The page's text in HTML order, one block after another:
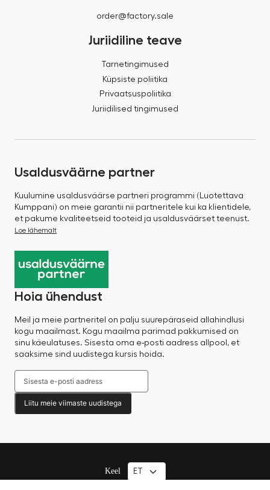
order@factory.sale
Juriidiline teave
Tarnetingimused
Küpsiste poliitika
Privaatsuspoliitika
Juriidilised tingimused
Usaldusväärne partner
Kuulumine usaldusväärse partneri programmi (Luotettava
Kumppani) on meie garantii nii partneritele kui ka klientidele,
et pakume kvaliteetseid tooteid ja usaldusväärset teenust.
Loe lähemalt
Hoia ühendust
Meil ja meie partneritel on palju suurepäraseid allahindlusi
kogu maailmast. Kogu maailma parimad pakkumised on
sinu käeulatuses. Sisesta oma e-posti aadress allpool, et
saaksime sind uudistega kursis hoida.
Liitu meie viimaste uudistega
Keel